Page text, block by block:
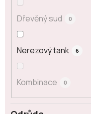
Dřevěný sud 0
Nerezový tank 6
Kombinace 0